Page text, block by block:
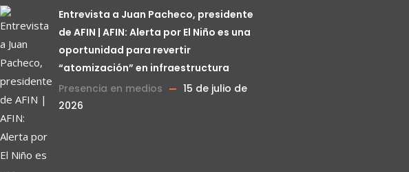
Entrevista a Juan Pacheco, presidente
de AFIN | AFIN: Alerta por El Niño es una
oportunidad para revertir
“atomización” en infraestructura
Presencia en medios
15 de julio de
2026